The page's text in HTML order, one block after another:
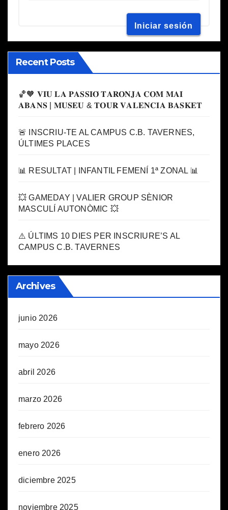
Recent Posts
🏀🧡 𝐕𝐈𝐔 𝐋𝐀 𝐏𝐀𝐒𝐒𝐈𝐎́ 𝐓𝐀𝐑𝐎𝐍𝐉𝐀 𝐂𝐎𝐌 𝐌𝐀𝐈
𝐀𝐁𝐀𝐍𝐒 | 𝐌𝐔𝐒𝐄𝐔 & 𝐓𝐎𝐔𝐑 𝐕𝐀𝐋𝐄𝐍𝐂𝐈𝐀 𝐁𝐀𝐒𝐊𝐄𝐓
🚨 INSCRIU-TE AL CAMPUS C.B. TAVERNES,
ÚLTIMES PLACES
📊 RESULTAT | INFANTIL FEMENÍ 1ª ZONAL 📊
💥 GAMEDAY | VALIER GROUP SÈNIOR
MASCULÍ AUTONÒMIC 💥
⚠️ ÚLTIMS 10 DIES PER INSCRIURE’S AL
CAMPUS C.B. TAVERNES
Archives
junio 2026
mayo 2026
abril 2026
marzo 2026
febrero 2026
enero 2026
diciembre 2025
noviembre 2025